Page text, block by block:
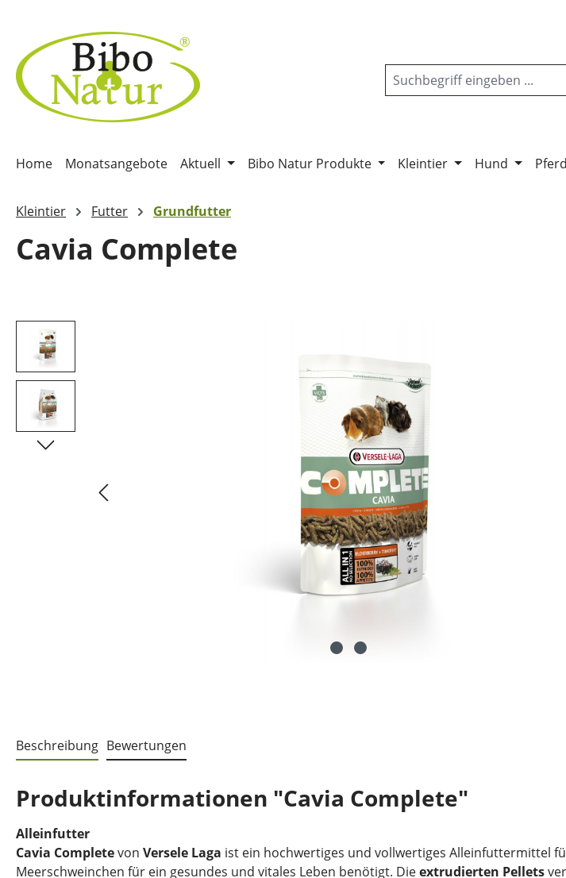
Home Monatsangebote Aktuell Bibo Natur Produkte Kleintier Hund Pferd
Kleintier Futter Grundfutter
Cavia Complete
Bildergalerie überspringen
Beschreibung Bewertungen
Produktinformationen "Cavia Complete"
Alleinfutter
Cavia Completevon Versele Laga ist ein hochwertiges und vollwertiges Alleinfuttermittel
Meerschweinchen für ein gesundes und vitales Leben benötigt. Dieextrudierten Pellets